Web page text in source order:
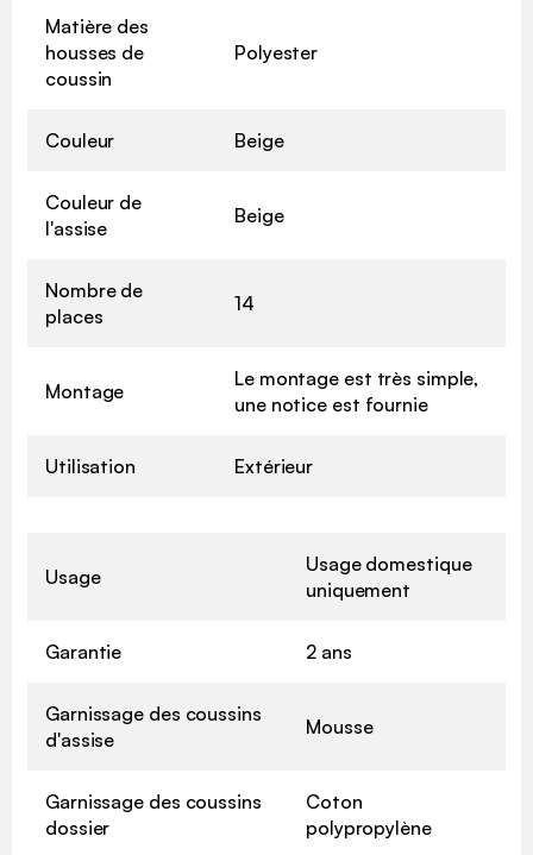
Matière des
housses de
coussin
Polyester
Couleur Beige
Couleur de
l'assise
Beige
Nombre de
places
14
Montage
Le montage est très simple,
une notice est fournie
Utilisation Extérieur
Usage
Usage domestique
uniquement
Garantie 2 ans
Garnissage des coussins
d'assise
Mousse
Garnissage des coussins
dossier
Coton
polypropylène